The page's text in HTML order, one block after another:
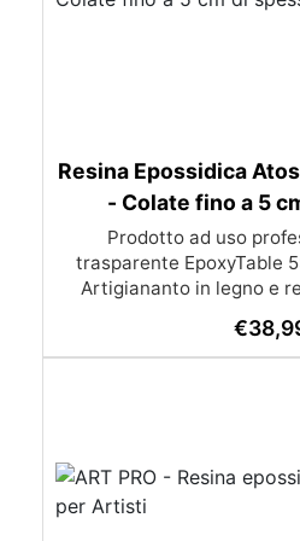
Resina Epossidica
- Colate fino a 5
Prodotto ad uso
trasparente EpoxyTable
Artigiananto in legno e
perfetta per colate di alto
Applicazioni Principali:
monete, pietre, ecc)
spessore dentro
Caratteristiche
€